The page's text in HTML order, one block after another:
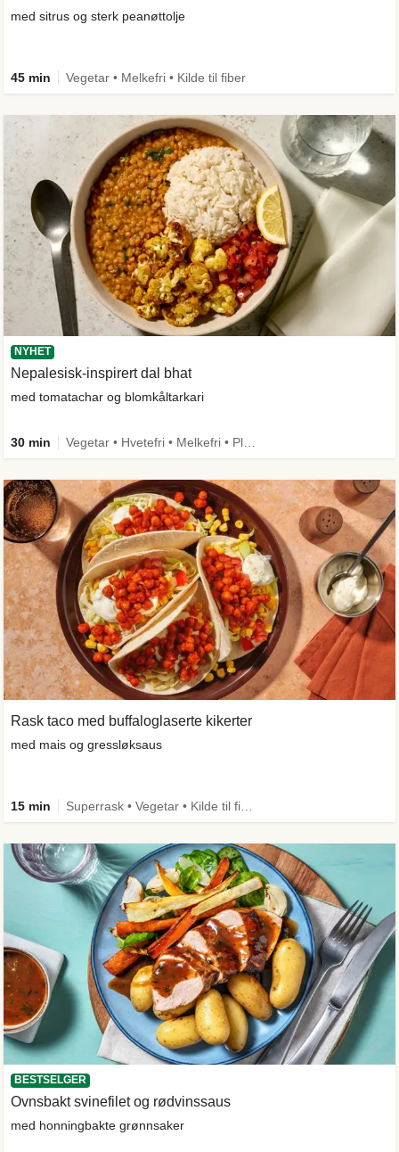
med sitrus og sterk peanøttolje
45 min Vegetar • Melkefri • Kilde til fiber
NYHET
Nepalesisk-inspirert dal bhat
med tomatachar og blomkåltarkari
30 min
Rask taco med buffaloglaserte kikerter
med mais og gressløksaus
15 min
BESTSELGER
Ovnsbakt svinefilet og rødvinssaus
med honningbakte grønnsaker